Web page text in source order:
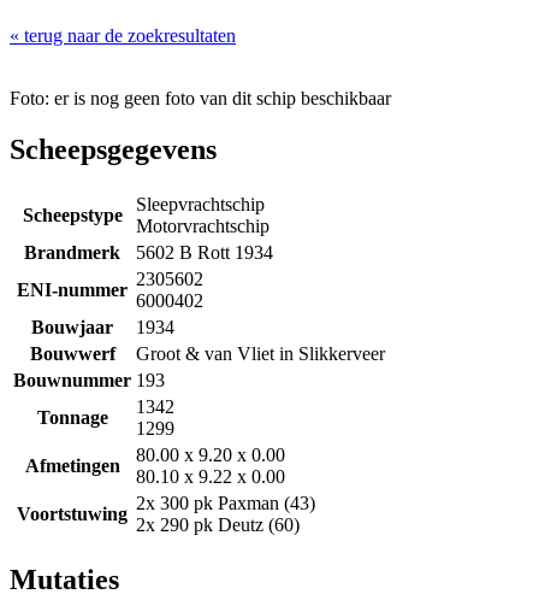
« terug naar de zoekresultaten
Foto: er is nog geen foto van dit schip beschikbaar
Scheepsgegevens
Scheepstype
Sleepvrachtschip
Motorvrachtschip
Brandmerk
5602 B Rott 1934
ENI-nummer
2305602
6000402
Bouwjaar
1934
Bouwwerf
Groot & van Vliet in Slikkerveer
Bouwnummer 193
Tonnage
1342
1299
Afmetingen
80.00 x 9.20 x 0.00
80.10 x 9.22 x 0.00
Voortstuwing
2x 300 pk Paxman (43)
2x 290 pk Deutz (60)
Mutaties